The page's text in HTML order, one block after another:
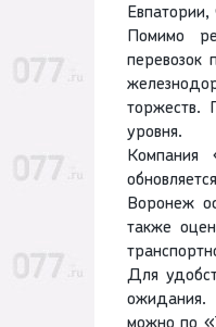
Евпатории,
Помимо
перевозок
торжеств.
уровня.
Компания
Воронеж
также
Для
ожидания.